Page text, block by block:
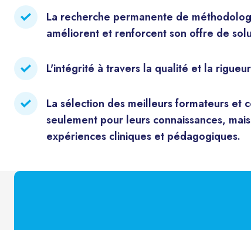
La recherche permanente de
améliorent et renforcent son offre de
L'intégrité à travers la qualité et la
La sélection des meilleurs formateurs et
seulement pour leurs connaissances,
expériences cliniques et pédagogiques.